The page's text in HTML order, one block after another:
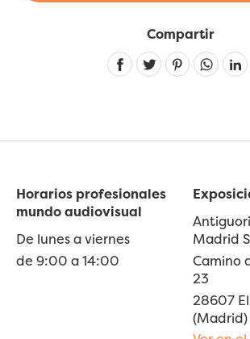
Compartir
Horarios profesionales
mundo audiovisual
De lunes a viernes
de 9:00 a 14:00
Madrid
Camino
23
28607
(Madrid)